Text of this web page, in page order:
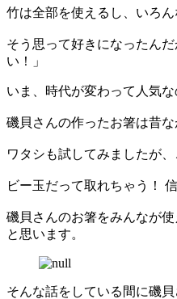
竹は全部を使えるし、いろん
そう思って好きになったん
い！」
いま、時代が変わって人気な
磯貝さんの作ったお箸は昔
ワタシも試してみましたが
ビー玉だって取れちゃう！
磯貝さんのお箸をみんなが
と思います。
そんな話をしている間に磯